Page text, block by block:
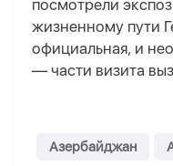
посмотрели
жизненному пути
официальная, и
— части визита
Азербайджан